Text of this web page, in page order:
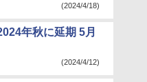
(2024/4/18)
年秋に延期 5月
(2024/4/12)